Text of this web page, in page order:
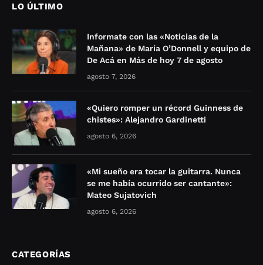
LO ÚLTIMO
Informate con las «Noticias de la
Mañana» de María O’Donnell y equipo de
De Acá en Más de hoy 7 de agosto
agosto 7, 2026
«Quiero romper un récord Guinness de
chistes»: Alejandro Gardinetti
agosto 6, 2026
«Mi sueño era tocar la guitarra. Nunca
se me había ocurrido ser cantante»:
Mateo Sujatovich
agosto 6, 2026
CATEGORÍAS